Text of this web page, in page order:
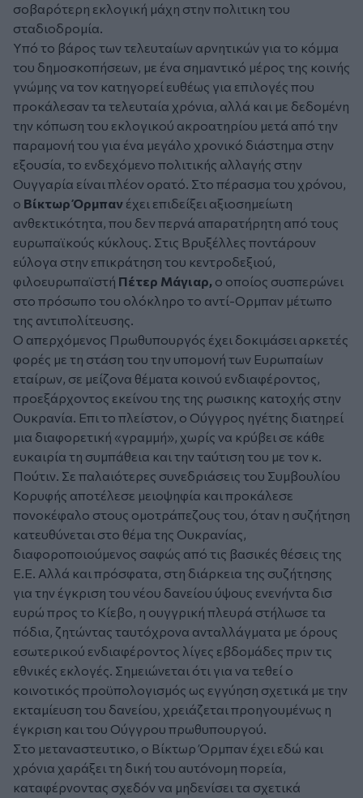
σοβαρότερη εκλογική μάχη στην πολιτικη του
σταδιοδρομία.
Υπό το βάρος των τελευταίων αρνητικών για το κόμμα
του δημοσκοπήσεων, με ένα σημαντικό μέρος της κοινής
γνώμης να τον κατηγορεί ευθέως για επιλογές που
προκάλεσαν τα τελευταία χρόνια, αλλά και με δεδομένη
την κόπωση του εκλογικού ακροατηρίου μετά από την
παραμονή του για ένα μεγάλο χρονικό διάστημα στην
εξουσία, το ενδεχόμενο πολιτικής αλλαγής στην
Ουγγαρία είναι πλέον ορατό. Στο πέρασμα του χρόνου,
ο Βίκτωρ Όρμπαν έχει επιδείξει αξιοσημείωτη
ανθεκτικότητα, που δεν περνά απαρατήρητη από τους
ευρωπαϊκούς κύκλους. Στις Βρυξέλλες ποντάρουν
εύλογα στην επικράτηση του κεντροδεξιού,
φιλοευρωπαϊστή Πέτερ Μάγιαρ, ο οποίος συσπερώνει
στο πρόσωπο του ολόκληρο το αντί-Ορμπαν μέτωπο
της αντιπολίτευσης.
Ο απερχόμενος Πρωθυπουργός έχει δοκιμάσει αρκετές
φορές με τη στάση του την υπομονή των Ευρωπαίων
εταίρων, σε μείζονα θέματα κοινού ενδιαφέροντος,
προεξάρχοντος εκείνου της της ρωσικης κατοχής στην
Ουκρανία. Επι το πλείστον, ο Ούγγρος ηγέτης διατηρεί
μια διαφορετική «γραμμή», χωρίς να κρύβει σε κάθε
ευκαιρία τη συμπάθεια και την ταύτιση του με τον κ.
Πούτιν. Σε παλαιότερες συνεδριάσεις του Συμβουλίου
Κορυφής αποτέλεσε μειοψηφία και προκάλεσε
πονοκέφαλο στους ομοτράπεζους του, όταν η συζήτηση
κατευθύνεται στο θέμα της Ουκρανίας,
διαφοροποιούμενος σαφώς από τις βασικές θέσεις της
Ε.Ε. Αλλά και πρόσφατα, στη διάρκεια της συζήτησης
για την έγκριση του νέου δανείου ύψους ενενήντα δισ
ευρώ προς το Κίεβο, η ουγγρική πλευρά στήλωσε τα
πόδια, ζητώντας ταυτόχρονα ανταλλάγματα με όρους
εσωτερικού ενδιαφέροντος λίγες εβδομάδες πριν τις
εθνικές εκλογές. Σημειώνεται ότι για να τεθεί ο
κοινοτικός προϋπολογισμός ως εγγύηση σχετικά με την
εκταμίευση του δανείου, χρειάζεται προηγουμένως η
έγκριση και του Ούγγρου πρωθυπουργού.
Στο μεταναστευτικο, ο Βίκτωρ Όρμπαν έχει εδώ και
χρόνια χαράξει τη δική του αυτόνομη πορεία,
καταφέρνοντας σχεδόν να μηδενίσει τα σχετικά